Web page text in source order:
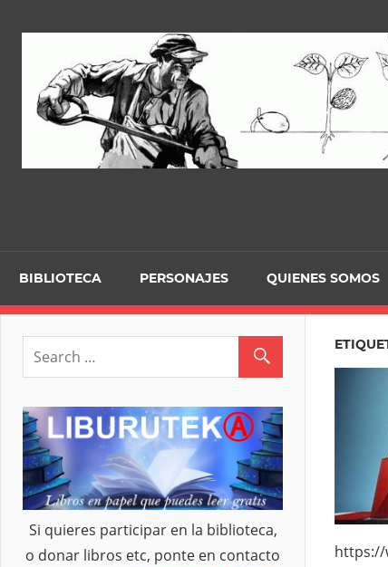
BIBLIOTECA PERSONAJES QUIENES SOMOS
https://
Si quieres participar en la biblioteca,
o donar libros etc, ponte en contacto